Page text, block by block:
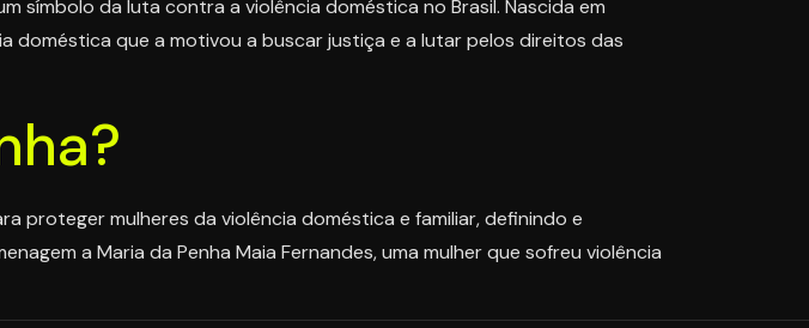
símbolo da luta contra a violência doméstica no Brasil. Nascida em
doméstica que a motivou a buscar justiça e a lutar pelos direitos das
proteger mulheres da violência doméstica e familiar, definindo e
a Maria da Penha Maia Fernandes, uma mulher que sofreu violência